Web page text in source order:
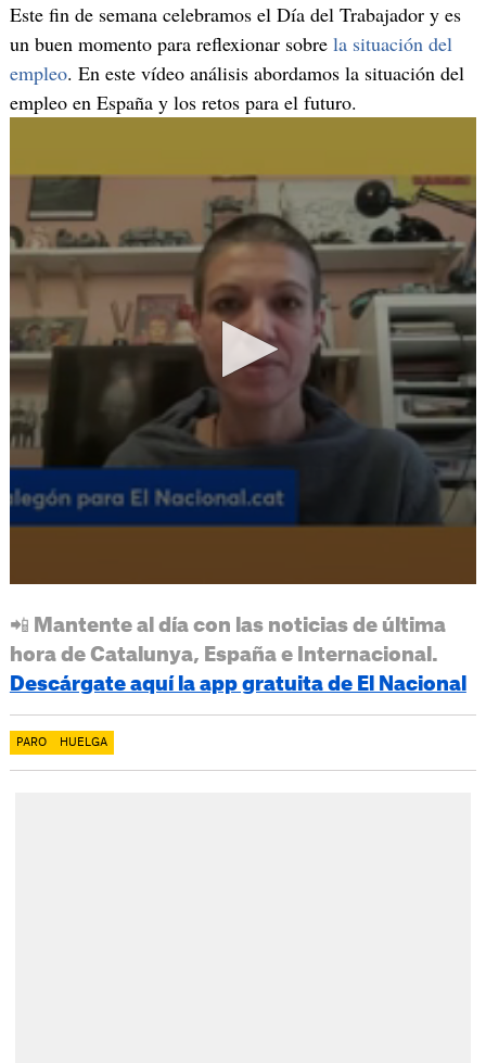
Este fin de semana celebramos el Día del Trabajador y es
un buen momento para reflexionar sobre la situación del
empleo. En este vídeo análisis abordamos la situación del
empleo en España y los retos para el futuro.
📲 Mantente al día con las noticias de última
hora de Catalunya, España e Internacional.
Descárgate aquí la app gratuita de El Nacional
PARO HUELGA